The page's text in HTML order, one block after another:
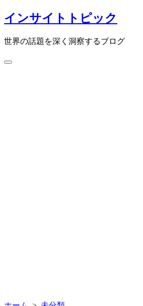
コ
ン
テ
ン
インサイトトピック
世界の話題を深く洞察するブログ
検